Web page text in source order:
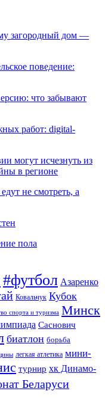
загородный дом —
поведение:
что забывают
работ: digital-
могут исчезнуть из
в регионе
не смотреть, а
пола
#футбол Азаренко
Ковальчук Кубок
спорта и туризма Минск
Саснович
биатлон борьба
легкая атлетика мини-
турнир хк Динамо-
Беларуси